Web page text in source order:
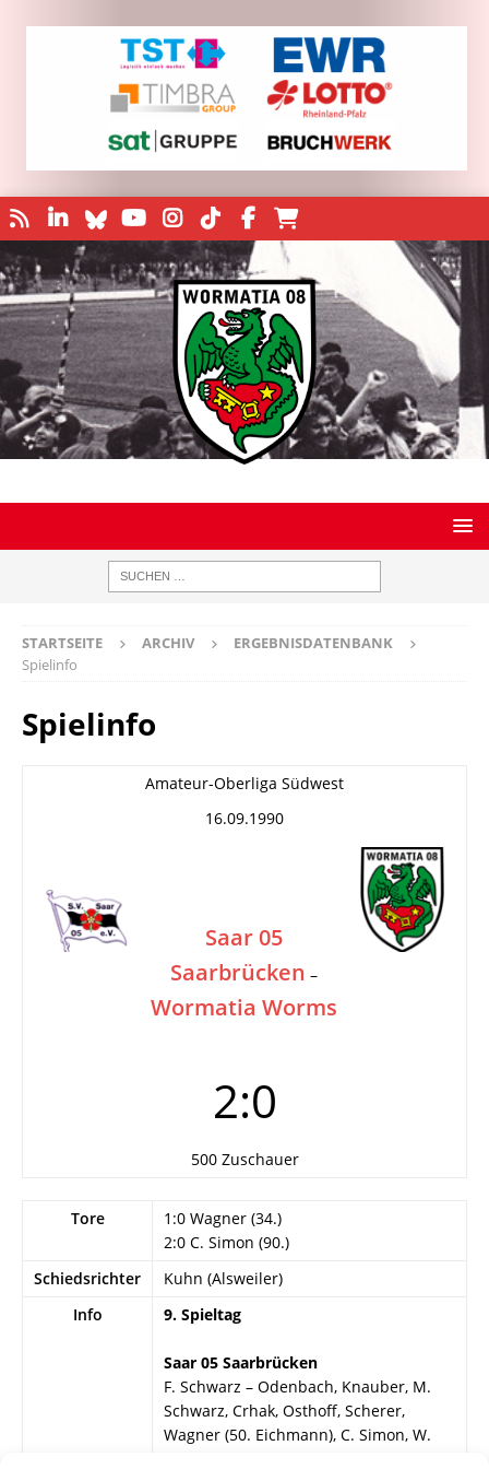
STARTSEITE ARCHIV
ERGEBNISDATENBANK
Spielinfo
Spielinfo
Amateur-Oberliga Südwest
16.09.1990
Saar 05
Saarbrücken –
Wormatia Worms
2:0
500 Zuschauer
Tore
1:0 Wagner (34.)
2:0 C. Simon (90.)
Schiedsrichter
Kuhn (Alsweiler)
Info
9. Spieltag
Saar 05 Saarbrücken
F. Schwarz – Odenbach, Knauber, M.
Schwarz, Crhak, Osthoff, Scherer,
Wagner (50. Eichmann), C. Simon, W.